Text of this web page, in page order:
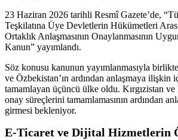
23 Haziran 2026 tarihli Resmî Gazete’de,
Teşkilatına Üye Devletlerin Hükümetleri
Ortaklık Anlaşmasının Onaylanmasının
Kanun” yayımlandı.
Söz konusu kanunun yayımlanmasıyla
ve Özbekistan’ın ardından anlaşmaya ilişkin
tamamlayan üçüncü ülke oldu. Kırgızistan ve
onay süreçlerini tamamlamasının ardından
girmesi bekleniyor.
E-Ticaret ve Dijital Hizmetlerin